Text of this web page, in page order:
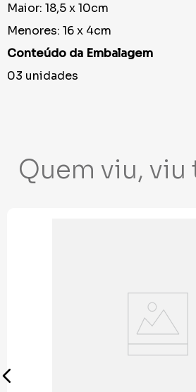
Maior: 18,5 x 10cm
Menores: 16 x 4cm
Conteúdo da Embalagem
03 unidades
Quem viu,